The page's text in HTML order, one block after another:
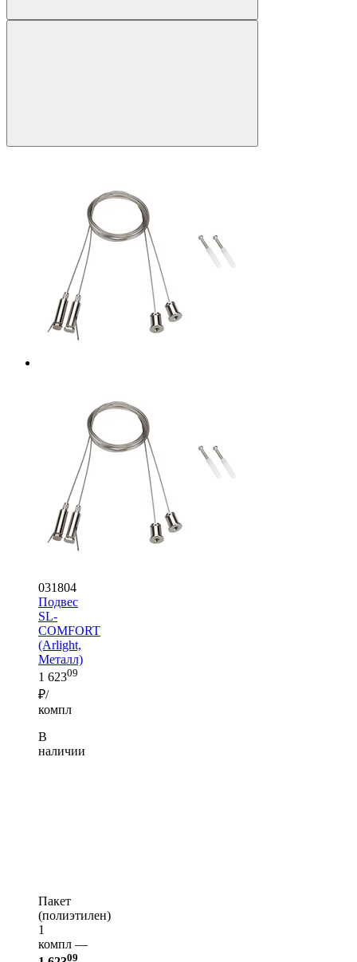
031804
Подвес
SL-
COMFORT
(Arlight,
Металл)
1 62309
₽/
компл
В
наличии
Пакет
(полиэтилен)
1
компл —
09